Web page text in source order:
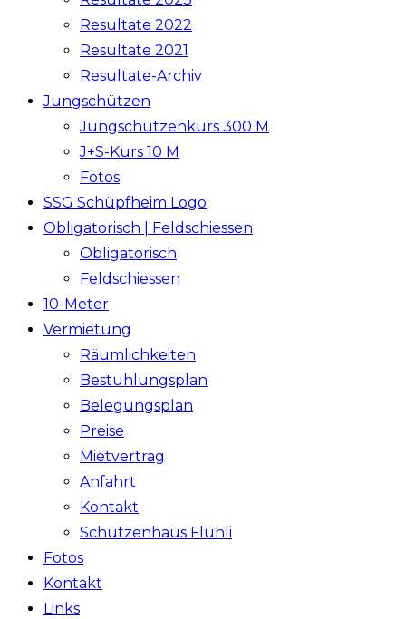
Resultate 2022
Resultate 2021
Resultate-Archiv
Jungschützen
Jungschützenkurs 300 M
J+S-Kurs 10 M
Fotos
SSG Schüpfheim Logo
Obligatorisch | Feldschiessen
Obligatorisch
Feldschiessen
10-Meter
Vermietung
Räumlichkeiten
Bestuhlungsplan
Belegungsplan
Preise
Mietvertrag
Anfahrt
Kontakt
Schützenhaus Flühli
Fotos
Kontakt
Links